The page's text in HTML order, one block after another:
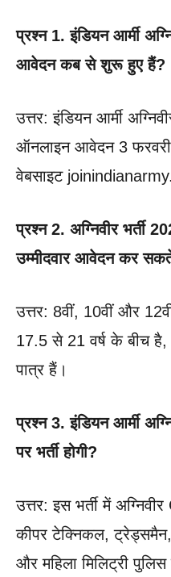
प्रश्न 1. इंडियन आर्मी
आवेदन कब से शुरू हुए हैं?
उत्तर: इंडियन आर्मी
ऑनलाइन आवेदन 3
वेबसाइट
प्रश्न 2. अग्निवीर भर्ती
उम्मीदवार आवेदन कर
उत्तर: 8वीं, 10वीं और
17.5 से 21 वर्ष के बीच है,
पात्र हैं।
प्रश्न 3. इंडियन आर्मी
पर भर्ती होगी?
उत्तर: इस भर्ती में
कीपर टेक्निकल, ट्रेड्समैन,
और महिला मिलिट्री